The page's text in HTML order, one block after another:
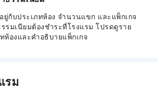
ยู่กับประเภทห้อง จำนวนแขก และแพ็กเกจ
รมเนียมต้องชำระที่โรงแรม โปรดดูราย
ห้องและคำอธิบายแพ็กเกจ
รม